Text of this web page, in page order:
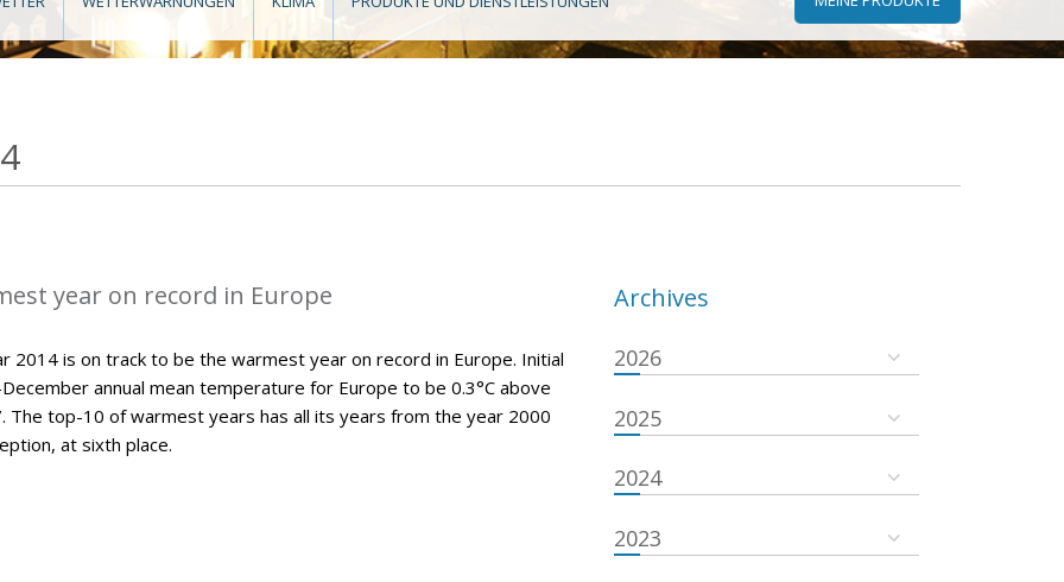
year on record in Europe
2014 is on track to be the warmest year on record in Europe. Initial
annual mean temperature for Europe to be 0.3°C above
The top-10 of warmest years has all its years from the year 2000
at sixth place.
Archives
2026
2025
2024
2023